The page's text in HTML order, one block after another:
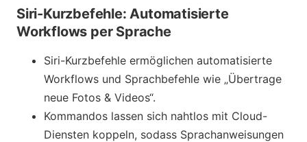
Siri-Kurzbefehle: Automatisierte
Workflows per Sprache
Siri-Kurzbefehle ermöglichen automatisierte
Workflows und Sprachbefehle wie „Übertrage
neue Fotos & Videos“.
Kommandos lassen sich nahtlos mit Cloud-
Diensten koppeln, sodass Sprachanweisungen